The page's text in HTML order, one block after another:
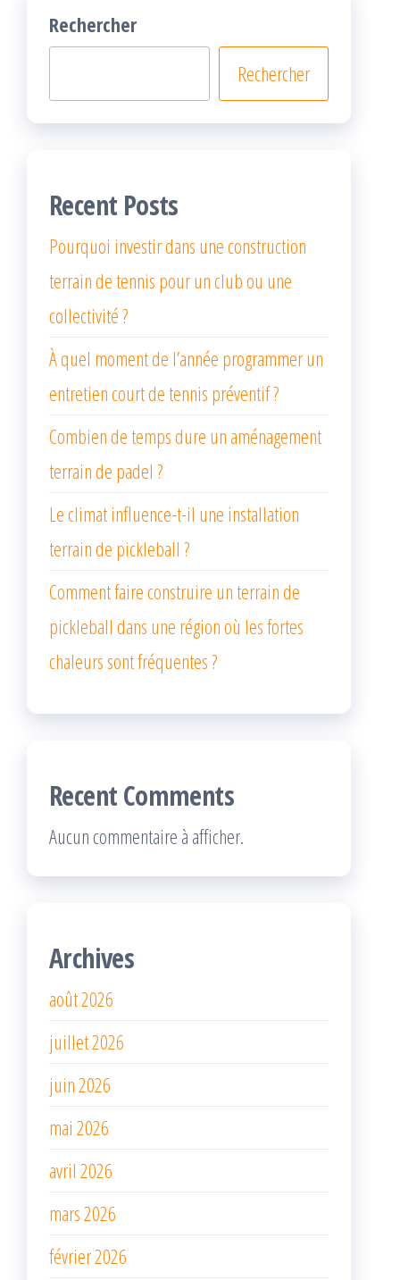
Rechercher
Rechercher
Recent Posts
Pourquoi investir dans une construction
terrain de tennis pour un club ou une
collectivité ?
À quel moment de l’année programmer un
entretien court de tennis préventif ?
Combien de temps dure un aménagement
terrain de padel ?
Le climat influence-t-il une installation
terrain de pickleball ?
Comment faire construire un terrain de
pickleball dans une région où les fortes
chaleurs sont fréquentes ?
Recent Comments
Aucun commentaire à afficher.
Archives
août 2026
juillet 2026
juin 2026
mai 2026
avril 2026
mars 2026
février 2026